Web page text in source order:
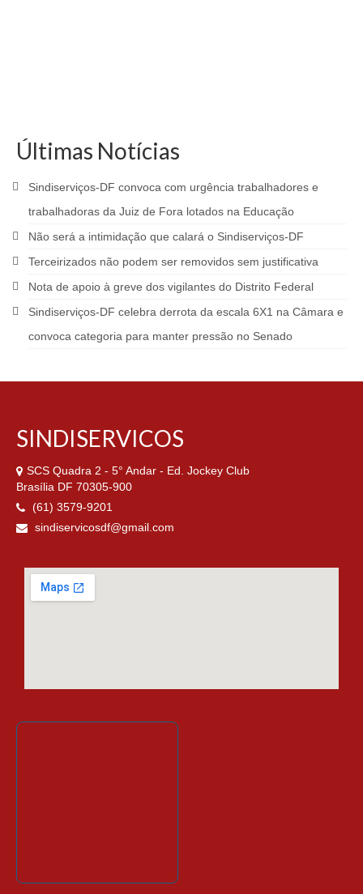
Últimas Notícias
Sindiserviços-DF convoca com urgência trabalhadores e
trabalhadoras da Juiz de Fora lotados na Educação
Não será a intimidação que calará o Sindiserviços-DF
Terceirizados não podem ser removidos sem justificativa
Nota de apoio à greve dos vigilantes do Distrito Federal
Sindiserviços-DF celebra derrota da escala 6X1 na Câmara e
convoca categoria para manter pressão no Senado
SINDISERVICOS
SCS Quadra 2 - 5° Andar - Ed. Jockey Club
Brasília DF 70305-900
(61) 3579-9201
sindiservicosdf@gmail.com